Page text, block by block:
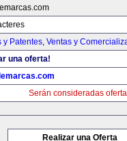
y Patentes, Ventas y
una oferta!
Serán consideradas
Realizar una Oferta